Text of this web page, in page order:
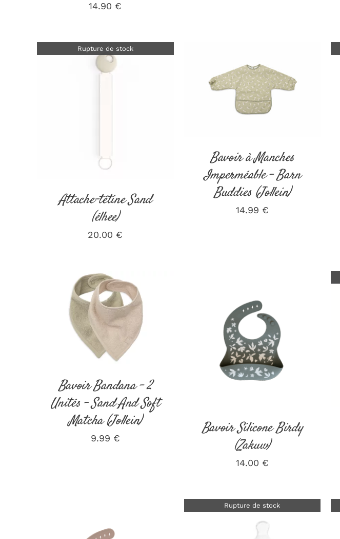
14.90 €
Rupture de stock
Attache-tétine Sand
(élhee)
20.00 €
AJOUTER AU PANIER
/
DÉTAILS
Bavoir à Manches
Imperméable – Barn
Buddies (Jollein)
14.99 €
AJOUTER AU PANIER
DÉTAILS
Bavoir Bandana – 2
Unités – Sand And Soft
Matcha (Jollein)
9.99 €
AJOUTER AU PANIER
DÉTAILS
Bavoir Silicone Birdy
(Zakuw)
14.00 €
Rupture de stock